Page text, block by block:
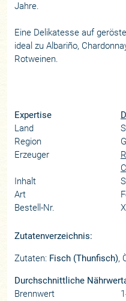
Jahre.
Eine Delikatesse auf
ideal zu Albariño,
Rotweinen.
Expertise
Land
Region
Erzeuger
Inhalt
Art
Bestell-Nr.
Zutatenverzeichnis:
Zutaten: Fisch (Thunfisch),
Durchschnittliche
Brennwert